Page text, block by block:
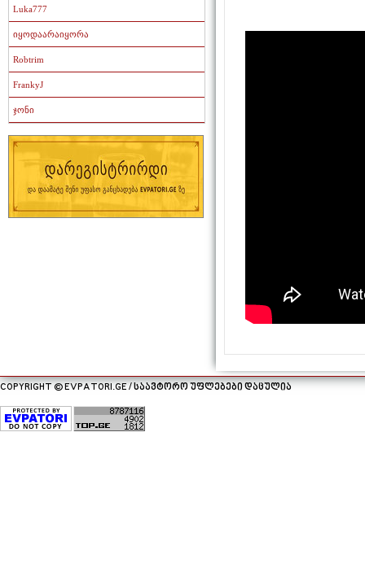
Luka777
იყოდაარაიყორა
Robtrim
FrankyJ
ჯონი
COPYRIGHT © EVPATORI.GE / საავტორო უფლებები დაცულია